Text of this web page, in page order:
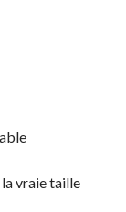
vraie taille